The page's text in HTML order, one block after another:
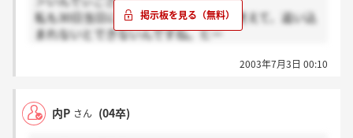
私も30日当日に出しました。すっごい考えて、追い込
まれないとできないんですね。ヒー
2003年7月3日 00:10
内P さん (04卒)